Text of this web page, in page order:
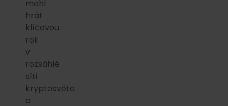
mohl
hrát
klíčovou
roli
v
rozsáhlé
síti
kryptosvěta
a